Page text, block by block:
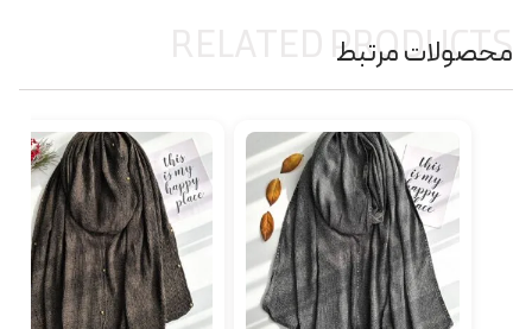
محصولات مرتبط
RELATED PRODUCTS